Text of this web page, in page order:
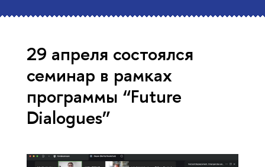
29 апреля состоялся
семинар в рамках
программы “Future
Dialogues”